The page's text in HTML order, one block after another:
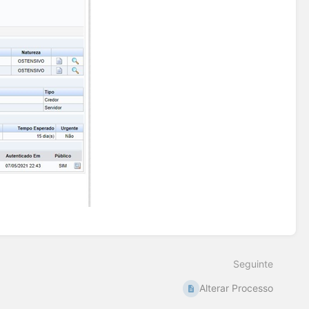
Seguinte
Alterar Processo